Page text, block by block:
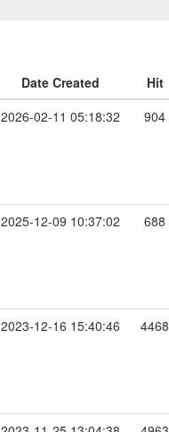
Date Created
Hit
2026-02-11 05:18:32 904
2025-12-09 10:37:02 688
2023-12-16 15:40:46 4468